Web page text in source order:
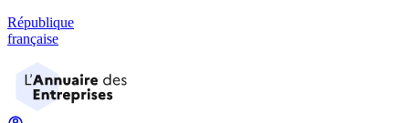
République
française